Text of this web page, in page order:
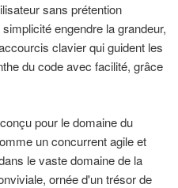
sans prétention
engendre la grandeur,
clavier qui guident les
du code avec facilité, grâce
pour le domaine du
un concurrent agile et
le vaste domaine de la
ornée d'un trésor de